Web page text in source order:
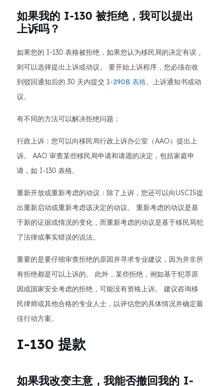
如果我的 I-130 被拒绝，我可以提出
上诉吗？
如果您的 I-130 表格被拒绝，如果您认为移民局的决定有误，
则可以选择提出上诉或动议。 要开始上诉程序，您必须在收
到驳回通知后的 30 天内提交 I-290B 表格、上诉通知书或动
议。
有不同的方法可以解决拒绝问题：
行政上诉：您可以向移民局行政上诉办公室（AAO）提出上
诉。 AAO 审查某些移民局申请和请愿的决定，包括家庭申
请，如 I-130 表格。
重新开放或重新考虑的动议：除了上诉，您还可以向USCIS提
出重新启动或重新考虑该决定的动议。 重新考虑的动议是基
于新的证据或情况的变化，而重新考虑的动议是基于移民局犯
了法律或事实错误的说法。
重要的是要仔细审查拒绝的原因并寻求专业建议，因为并非所
有拒绝都是可以上诉的。 此外，某些拒绝，例如基于犯罪原
因或国家安全考虑的拒绝，可能没有资格上诉。 建议咨询移
民律师或其他合格的专业人士，以评估您的具体情况并确定最
佳行动方案。
I-130 提款
如果我改变主意，我能否撤回我的 I-